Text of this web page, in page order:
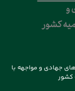
جهادی و مواجهه با
کشور